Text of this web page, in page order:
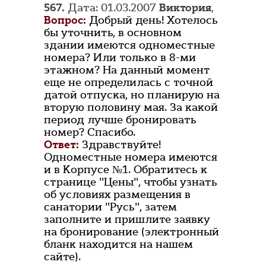
567. Дата: 01.03.2007 Виктория,
Вопрос: Добрый день! Хотелось
бы уточнить, в основном
здании имеются одноместные
номера? Или только в 8-ми
этажном? На данный момент
еще не определилась с точной
датой отпуска, но планирую на
вторую половину мая. За какой
период лучше бронировать
номер? Спасибо.
Ответ: Здравствуйте!
Одноместные номера имеются
и в Корпусе №1. Обратитесь к
странице "Цены", чтобы узнать
об условиях размещения в
санатории "Русь", затем
заполните и пришлите заявку
на бронирование (электронный
бланк находится на нашем
сайте).